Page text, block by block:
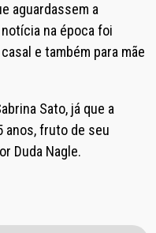
aguardassem a
na época foi
e também para mãe
Sato, já que a
anos, fruto de seu
Duda Nagle.